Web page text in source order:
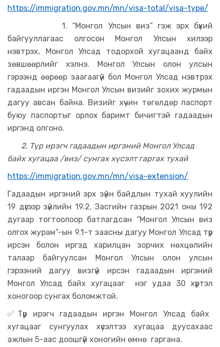
https://immigration.gov.mn/mn/visa-total/visa-type/
1. “Монгол Улсын виз” гэж эрх бүхий
байгууллагаас олгосон Монгол Улсын хилээр
нэвтрэх, Монгол Улсад тодорхой хугацаанд байх
зөвшөөрлийг хэлнэ. Монгол Улсын олон улсын
гэрээнд өөрөөр заагаагүй бол Монгол Улсад нэвтрэх
гадаадын иргэн Монгол Улсын визийг зохих журмын
дагуу авсан байна. Визийг хүчин төгөлдөр паспорт
буюу паспортыг орлох баримт бичигтэй гадаадын
иргэнд олгоно.
2. Түр ирэгч гадаадын иргэний Монгол Улсад
байх хугацаа /виз/ сунгах хүсэлт гаргах тухай
https://immigration.gov.mn/mn/visa-extension/
Гадаадын иргэний эрх зүйн байдлын тухай хуулийн
19 дүгээр зүйлийн 19.2, Засгийн газрын 2021 оны 192
дугаар тогтоолоор батлагдсан “Монгол Улсын виз
олгох журам”-ын 9.1-т заасны дагуу Монгол Улсад түр
ирсэн болон иргэд харилцан зорчих нөхцөлийн
талаар байгуулсан Монгол Улсын олон улсын
гэрээний дагуу визгүй ирсэн гадаадын иргэний
Монгол Улсад байх хугацааг нэг удаа 30 хүртэл
хоногоор сунгах боломжтой.
✅ Түр ирэгч гадаадын иргэн Монгол Улсад байх
хугацааг сунгуулах хүсэлтээ хугацаа дуусахаас
ажлын 5-аас доошгүй хоногийн өмнө гаргана.